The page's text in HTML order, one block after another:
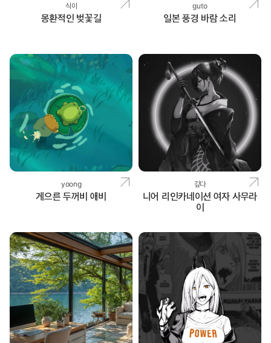
식이
몽환적인 벚꽃길
guto
일본 풍경 바람 소리
yoong
게으른 두꺼비 애비
깊다
니어 리인카네이션 여자 사무라
이